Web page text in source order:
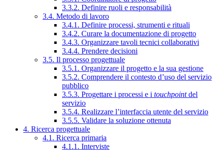
3.3.2. Definire ruoli e responsabilità
3.4. Metodo di lavoro
3.4.1. Definire processi, strumenti e rituali
3.4.2. Curare la documentazione di progetto
3.4.3. Organizzare tavoli tecnici collaborativi
3.4.4. Prendere decisioni
3.5. Il processo progettuale
3.5.1. Organizzare il progetto e la sua gestione
3.5.2. Comprendere il contesto d’uso del servizio
pubblico
3.5.3. Progettare i processi e i touchpointdel
servizio
3.5.4. Realizzare l’interfaccia utente del servizio
3.5.5. Validare la soluzione ottenuta
4. Ricerca progettuale
4.1. Ricerca primaria
4.1.1. Interviste